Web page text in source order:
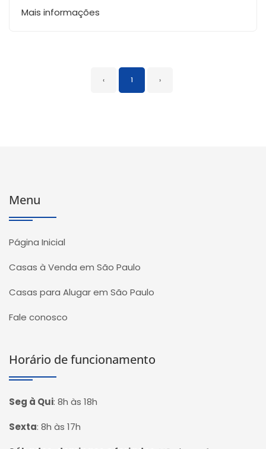
Mais informações
‹ 1 ›
Menu
Página Inicial
Casas à Venda em São Paulo
Casas para Alugar em São Paulo
Fale conosco
Horário de funcionamento
Seg à Qui: 8h às 18h
Sexta: 8h às 17h